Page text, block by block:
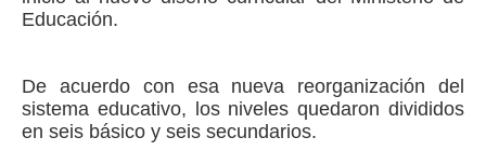
Educación.
De acuerdo con esa nueva reorganización del
sistema educativo, los niveles quedaron divididos
en seis básico y seis secundarios.